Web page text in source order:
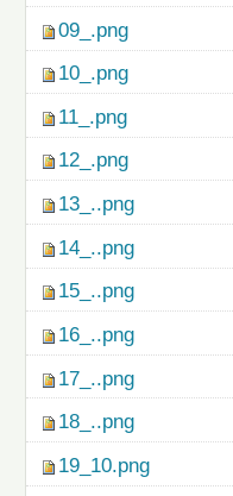
09_.png
10_.png
11_.png
12_.png
13_..png
14_..png
15_..png
16_..png
17_..png
18_..png
19_10.png